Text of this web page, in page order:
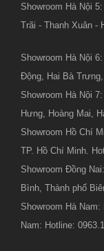
Showroom Hà Nội
Trãi - Thanh Xuân -
Showroom Hà Nội
Động, Hai Bà
Showroom Hà Nội
Hưng, Hoàng Mai,
Showroom Hồ Chí
TP. Hồ Chí Minh.
Showroom Đồng
Bình, Thành phố
Showroom Hà
Nam: Hotline: